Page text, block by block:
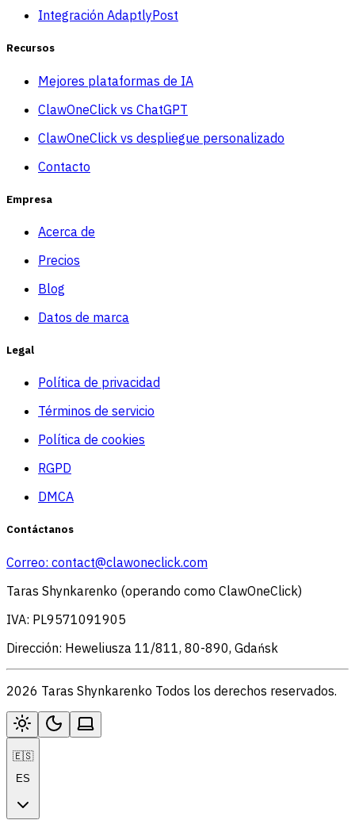
Integración AdaptlyPost
Recursos
Mejores plataformas de IA
ClawOneClick vs ChatGPT
ClawOneClick vs despliegue personalizado
Contacto
Empresa
Acerca de
Precios
Blog
Datos de marca
Legal
Política de privacidad
Términos de servicio
Política de cookies
RGPD
DMCA
Contáctanos
Correo: contact@clawoneclick.com
Taras Shynkarenko (operando como ClawOneClick)
IVA: PL9571091905
Dirección: Heweliusza 11/811, 80-890, Gdańsk
2026 Taras Shynkarenko Todos los derechos reservados.
🇪🇸
ES